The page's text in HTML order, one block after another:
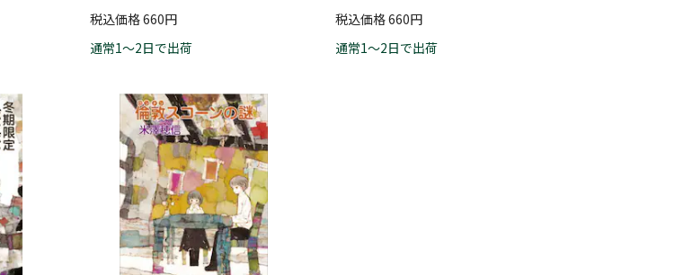
税込価格 660円
通常1～2日で出荷
税込価格 660円
通常1～2日で出荷